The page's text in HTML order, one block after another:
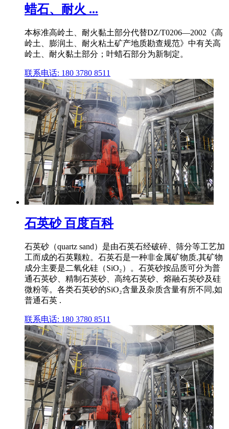
蜡石、耐火 ...
本标准高岭土、耐火黏土部分代替DZ/T0206—2002《高
岭土、膨润土、耐火粘土矿产地质勘查规范》中有关高
岭土、耐火黏土部分；叶蜡石部分为新制定。
联系电话: 180 3780 8511
石英砂 百度百科
石英砂（quartz sand）是由石英石经破碎、筛分等工艺加
工而成的石英颗粒。石英石是一种非金属矿物质,其矿物
成分主要是二氧化硅（SiO₂）。石英砂按品质可分为普
通石英砂、精制石英砂、高纯石英砂、熔融石英砂及硅
微粉等。各类石英砂的SiO₂含量及杂质含量有所不同,如
普通石英 .
联系电话: 180 3780 8511